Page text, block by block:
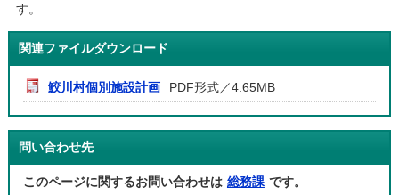
す。
関連ファイルダウンロード
鮫川村個別施設計画 PDF形式／4.65MB
問い合わせ先
このページに関するお問い合わせは 総務課 です。